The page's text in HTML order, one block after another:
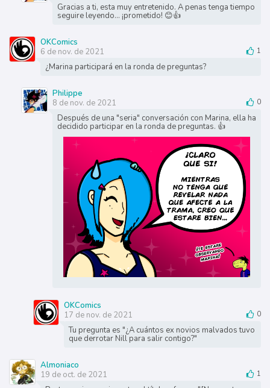
Gracias a ti, esta muy entretenido. A penas tenga tiempo
seguire leyendo... ¡prometido! 😊👍
OKComics
6 de nov. de 2021
1
¿Marina participará en la ronda de preguntas?
Philippe
8 de nov. de 2021
0
Después de una "seria" conversación con Marina, ella ha
decidido participar en la ronda de preguntas. 👍
OKComics
17 de nov. de 2021
0
Tu pregunta es "¿A cuántos ex novios malvados tuvo
que derrotar Nill para salir contigo?"
Almoniaco
19 de oct. de 2021
1